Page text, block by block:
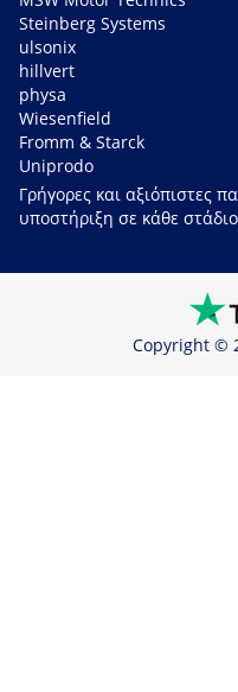
Steinberg Systems
ulsonix
hillvert
physa
Wiesenfield
Fromm & Starck
Uniprodo
Γρήγορες και αξιόπιστες
υποστήριξη σε κάθε
Copyright ©